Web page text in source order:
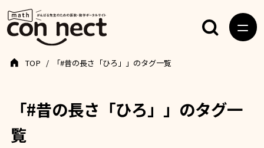
「#昔の長さ「ひろ」」のタグ一
覧
TOP 「#昔の長さ「ひろ」」のタグ一覧